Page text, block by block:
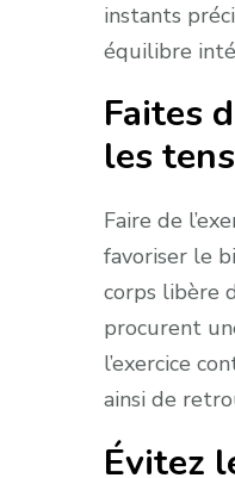
instants
équilibre
Faites
les
Faire de
favoriser le
corps libère
procurent
l’exercice
ainsi de
Évitez